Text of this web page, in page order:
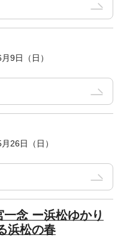
9日（日）
26日（日）
念 ー浜松ゆかり
浜松の春